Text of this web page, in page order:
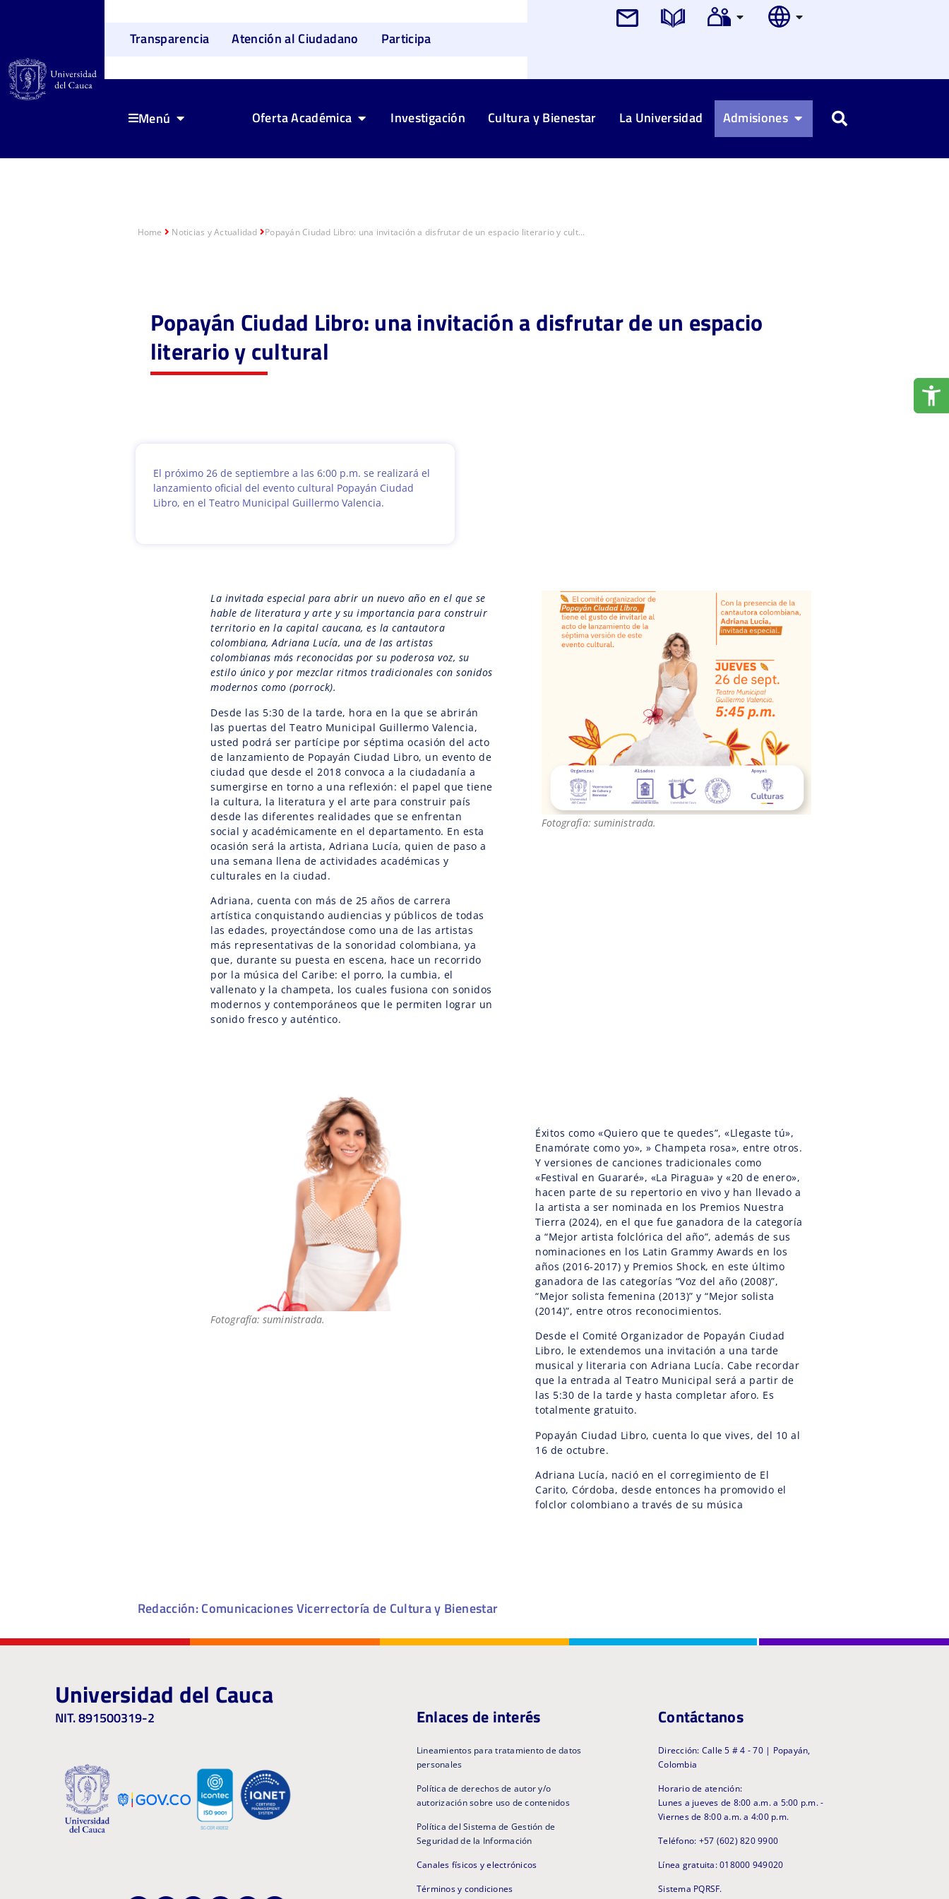
Transparencia Atención al Ciudadano Participa
Menú Oferta Académica Investigación Cultura y Bienestar La Universidad Admisiones Buscar
Home Noticias y Actualidad Popayán Ciudad Libro: una invitación a disfrutar de un espacio literario y cult...
Popayán Ciudad Libro: una invitación a disfrutar de un espacio
literario y cultural
El próximo 26 de septiembre a las 6:00 p.m. se realizará el
lanzamiento oficial del evento cultural Popayán Ciudad
Libro, en el Teatro Municipal Guillermo Valencia.
La invitada especial para abrir un nuevo año en el que se
hable de literatura y arte y su importancia para construir
territorio en la capital caucana, es la cantautora
colombiana, Adriana Lucía, una de las artistas
colombianas más reconocidas por su poderosa voz, su
estilo único y por mezclar ritmos tradicionales con sonidos
modernos como (porrock).
Desde las 5:30 de la tarde, hora en la que se abrirán
las puertas del Teatro Municipal Guillermo Valencia,
usted podrá ser partícipe por séptima ocasión del acto
de lanzamiento de Popayán Ciudad Libro, un evento de
ciudad que desde el 2018 convoca a la ciudadanía a
sumergirse en torno a una reflexión: el papel que tiene
la cultura, la literatura y el arte para construir país
desde las diferentes realidades que se enfrentan
social y académicamente en el departamento. En esta
ocasión será la artista, Adriana Lucía, quien de paso a
una semana llena de actividades académicas y
culturales en la ciudad.
Adriana, cuenta con más de 25 años de carrera
artística conquistando audiencias y públicos de todas
las edades, proyectándose como una de las artistas
más representativas de la sonoridad colombiana, ya
que, durante su puesta en escena, hace un recorrido
por la música del Caribe: el porro, la cumbia, el
vallenato y la champeta, los cuales fusiona con sonidos
modernos y contemporáneos que le permiten lograr un
sonido fresco y auténtico.
Fotografía: suministrada.
Fotografía: suministrada.
Éxitos como «Quiero que te quedes”, «Llegaste tú»,
Enamórate como yo», » Champeta rosa», entre otros.
Y versiones de canciones tradicionales como
«Festival en Guararé», «La Piragua» y «20 de enero»,
hacen parte de su repertorio en vivo y han llevado a
la artista a ser nominada en los Premios Nuestra
Tierra (2024), en el que fue ganadora de la categoría
a “Mejor artista folclórica del año”, además de sus
nominaciones en los Latin Grammy Awards en los
años (2016-2017) y Premios Shock, en este último
ganadora de las categorías “Voz del año (2008)”,
“Mejor solista femenina (2013)” y “Mejor solista
(2014)”, entre otros reconocimientos.
Desde el Comité Organizador de Popayán Ciudad
Libro, le extendemos una invitación a una tarde
musical y literaria con Adriana Lucía. Cabe recordar
que la entrada al Teatro Municipal será a partir de
las 5:30 de la tarde y hasta completar aforo. Es
totalmente gratuito.
Popayán Ciudad Libro, cuenta lo que vives, del 10 al
16 de octubre.
Adriana Lucía, nació en el corregimiento de El
Carito, Córdoba, desde entonces ha promovido el
folclor colombiano a través de su música
Redacción: Comunicaciones Vicerrectoría de Cultura y Bienestar
Universidad del Cauca
NIT. 891500319-2 Enlaces de interés
Lineamientos para tratamiento de datos
personales
Política de derechos de autor y/o
autorización sobre uso de contenidos
Política del Sistema de Gestión de
Seguridad de la Información
Canales físicos y electrónicos
Términos y condiciones
Contáctanos
Dirección: Calle 5 # 4 - 70 | Popayán,
Colombia
Horario de atención:
Lunes a jueves de 8:00 a.m. a 5:00 p.m. -
Viernes de 8:00 a.m. a 4:00 p.m.
Teléfono: +57 (602) 820 9900
Línea gratuita: 018000 949020
Sistema PQRSF.